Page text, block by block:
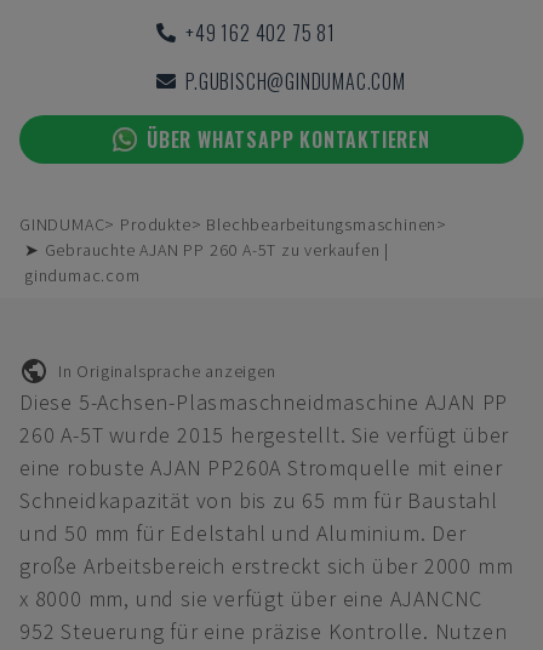
+49 162 402 75 81
P.GUBISCH@GINDUMAC.COM
ÜBER WHATSAPP KONTAKTIEREN
GINDUMAC Produkte
Blechbearbeitungsmaschinen
➤ Gebrauchte AJAN PP 260 A-5T zu verkaufen |
gindumac.com
In Originalsprache anzeigen
Diese 5-Achsen-Plasmaschneidmaschine AJAN PP
260 A-5T wurde 2015 hergestellt. Sie verfügt über
eine robuste AJAN PP260A Stromquelle mit einer
Schneidkapazität von bis zu 65 mm für Baustahl
und 50 mm für Edelstahl und Aluminium. Der
große Arbeitsbereich erstreckt sich über 2000 mm
x 8000 mm, und sie verfügt über eine AJANCNC
952 Steuerung für eine präzise Kontrolle. Nutzen